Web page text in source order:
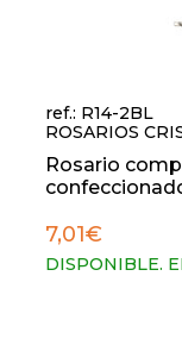
ref.: R14-2BL
ROSARIOS
Rosario
7,01€
DISPONIBLE.